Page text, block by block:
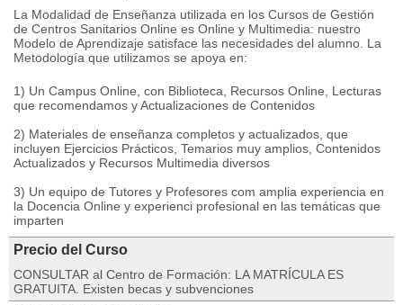
La Modalidad de Enseñanza utilizada en los Cursos de Gestión
de Centros Sanitarios Online es Online y Multimedia: nuestro
Modelo de Aprendizaje satisface las necesidades del alumno. La
Metodología que utilizamos se apoya en:
1) Un Campus Online, con Biblioteca, Recursos Online, Lecturas
que recomendamos y Actualizaciones de Contenidos
2) Materiales de enseñanza completos y actualizados, que
incluyen Ejercicios Prácticos, Temarios muy amplios, Contenidos
Actualizados y Recursos Multimedia diversos
3) Un equipo de Tutores y Profesores com amplia experiencia en
la Docencia Online y experienci profesional en las temáticas que
imparten
Precio del Curso
CONSULTAR al Centro de Formación: LA MATRÍCULA ES
GRATUITA. Existen becas y subvenciones